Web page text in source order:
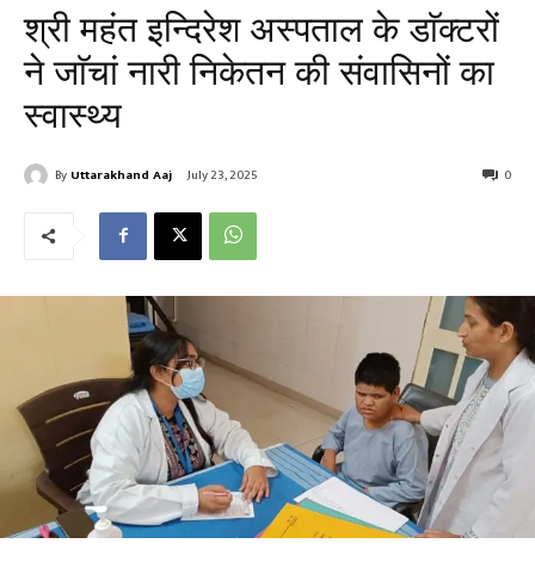
श्री महंत इन्दिरेश अस्पताल के डाॅक्टरों
ने जाॅचां नारी निकेतन की संवासिनों का
स्वास्थ्य
By Uttarakhand Aaj July 23, 2025 0